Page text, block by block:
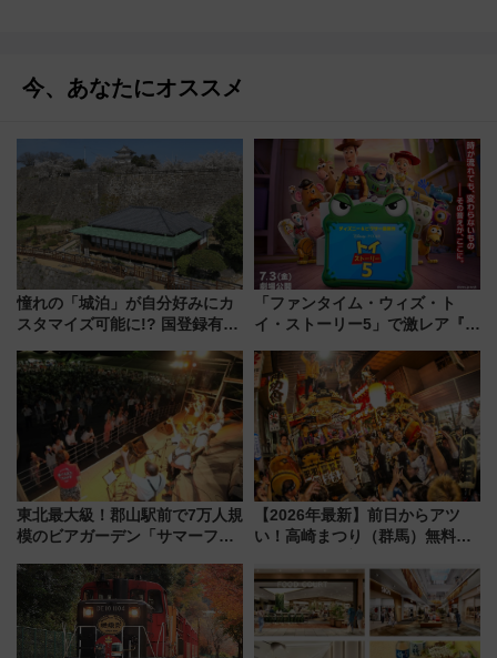
今、あなたにオススメ
憧れの「城泊」が自分好みにカ
スタマイズ可能に!? 国登録有形
にオーダーメイド型の宿泊プラ
ンが誕生！
「ファンタイム・ウィズ・ト
イ・ストーリー5」で激レア『ロ
デコレーションも徹底解説
東北最大級！郡山駅前で7万人規
模のビアガーデン「サマーフェ
7/24-26開催！ 有料席はJRE
MALLで予約可能
【2026年最新】前日からアツ
い！高崎まつり（群馬）無料観
しまで